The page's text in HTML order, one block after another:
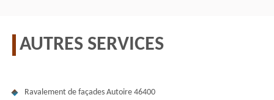
AUTRES SERVICES
Ravalement de façades Autoire 46400